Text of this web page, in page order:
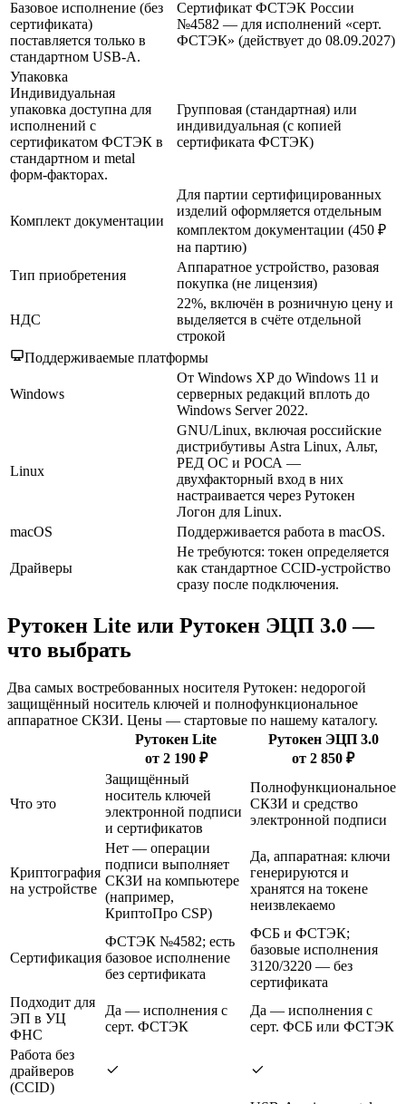
Базовое исполнение (без
сертификата)
поставляется только в
стандартном USB-A.
Сертификат ФСТЭК России
№4582 — для исполнений «серт.
ФСТЭК» (действует до 08.09.2027)
Упаковка
Индивидуальная
упаковка доступна для
исполнений с
сертификатом ФСТЭК в
стандартном и metal
форм-факторах.
Групповая (стандартная) или
индивидуальная (с копией
сертификата ФСТЭК)
Комплект документации
Для партии сертифицированных
изделий оформляется отдельным
комплектом документации (450 ₽
на партию)
Тип приобретения
Аппаратное устройство, разовая
покупка (не лицензия)
НДС
22%, включён в розничную цену и
выделяется в счёте отдельной
строкой
Поддерживаемые платформы
Windows
От Windows XP до Windows 11 и
серверных редакций вплоть до
Windows Server 2022.
Linux
GNU/Linux, включая российские
дистрибутивы Astra Linux, Альт,
РЕД ОС и РОСА —
двухфакторный вход в них
настраивается через Рутокен
Логон для Linux.
macOS
Поддерживается работа в macOS.
Драйверы
Не требуются: токен определяется
как стандартное CCID-устройство
сразу после подключения.
Рутокен Lite или Рутокен ЭЦП 3.0 —
что выбрать
Два самых востребованных носителя Рутокен: недорогой
защищённый носитель ключей и полнофункциональное
аппаратное СКЗИ. Цены — стартовые по нашему каталогу.
Рутокен Lite
от 2 190 ₽
Рутокен ЭЦП 3.0
от 2 850 ₽
Что это
Защищённый
носитель ключей
электронной подписи
и сертификатов
Полнофункциональное
СКЗИ и средство
электронной подписи
Криптография
на устройстве
Нет — операции
подписи выполняет
СКЗИ на компьютере
(например,
КриптоПро CSP)
Да, аппаратная: ключи
генерируются и
хранятся на токене
неизвлекаемо
Сертификация
ФСТЭК №4582; есть
базовое исполнение
без сертификата
ФСБ и ФСТЭК;
базовые исполнения
3120/3220 — без
сертификата
Подходит для
ЭП в УЦ
ФНС
Да — исполнения с
серт. ФСТЭК
Да — исполнения с
серт. ФСБ или ФСТЭК
Работа без
драйверов
(CCID)